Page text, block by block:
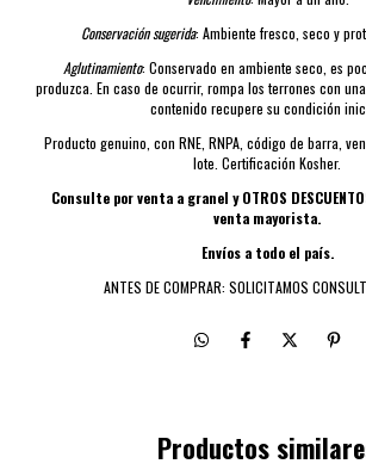
Conservación sugerida: Ambiente fresco, seco y
Aglutinamiento: Conservado en ambiente seco, es
produzca. En caso de ocurrir, rompa los terrones con
contenido recupere su condición
Producto genuino, con RNE, RNPA, código de barra,
lote. Certificación Kosher.
Consulte por venta a granel y OTROS
venta mayorista.
Envíos a todo el país.
ANTES DE COMPRAR: SOLICITAMOS
Productos